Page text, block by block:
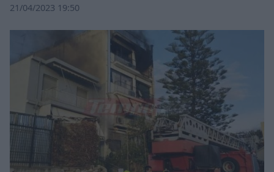
21/04/2023 19:50